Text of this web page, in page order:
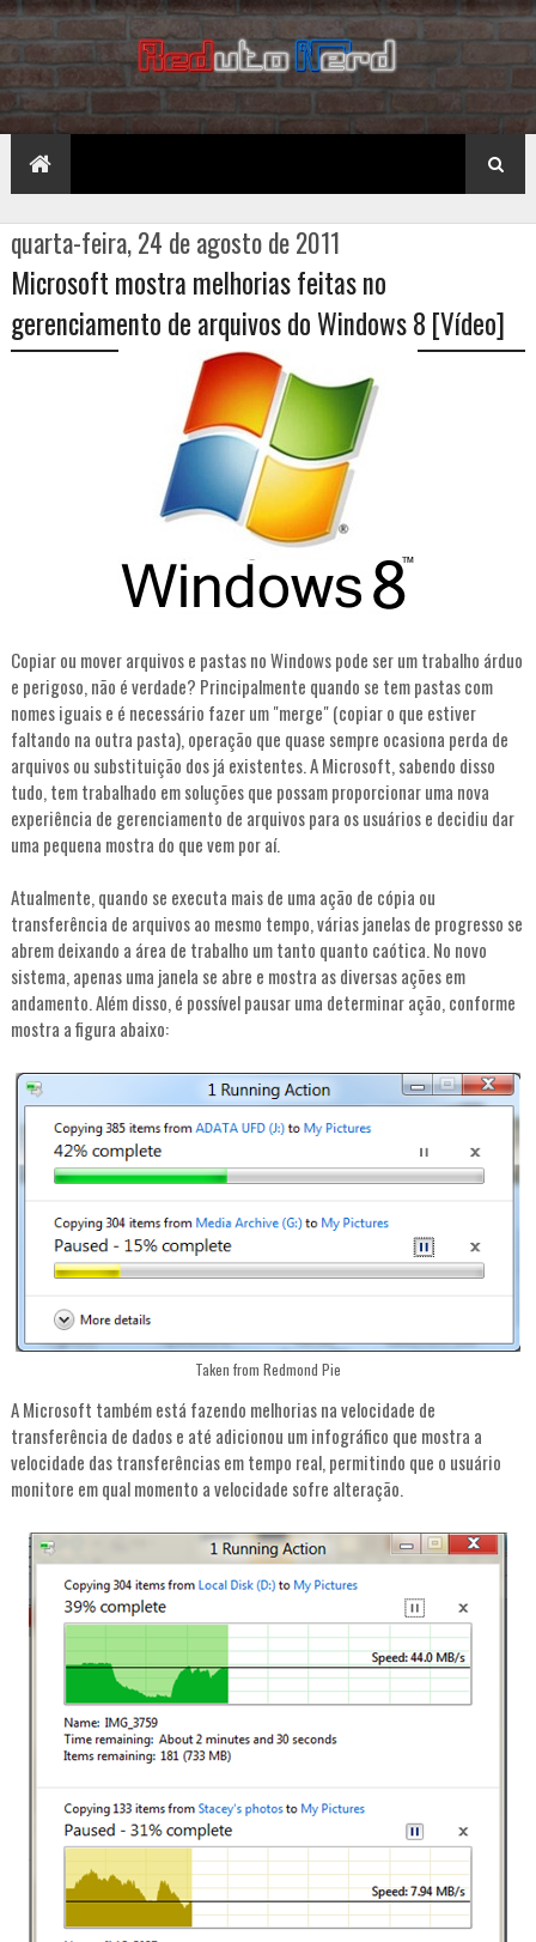
quarta-feira, 24 de agosto de 2011
Microsoft mostra melhorias feitas no
gerenciamento de arquivos do Windows 8 [Vídeo]
Copiar ou mover arquivos e pastas no Windows pode ser um trabalho árduo
e perigoso, não é verdade? Principalmente quando se tem pastas com
nomes iguais e é necessário fazer um "merge" (copiar o que estiver
faltando na outra pasta), operação que quase sempre ocasiona perda de
arquivos ou substituição dos já existentes. A Microsoft, sabendo disso
tudo, tem trabalhado em soluções que possam proporcionar uma nova
experiência de gerenciamento de arquivos para os usuários e decidiu dar
uma pequena mostra do que vem por aí.
Atualmente, quando se executa mais de uma ação de cópia ou
transferência de arquivos ao mesmo tempo, várias janelas de progresso se
abrem deixando a área de trabalho um tanto quanto caótica. No novo
sistema, apenas uma janela se abre e mostra as diversas ações em
andamento. Além disso, é possível pausar uma determinar ação, conforme
mostra a figura abaixo:
Taken from Redmond Pie
A Microsoft também está fazendo melhorias na velocidade de
transferência de dados e até adicionou um infográfico que mostra a
velocidade das transferências em tempo real, permitindo que o usuário
monitore em qual momento a velocidade sofre alteração.